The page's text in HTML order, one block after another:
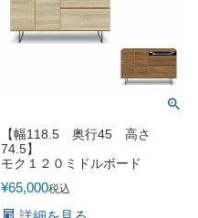
【幅118.5 奥行45 高さ
74.5】
モク１２０ミドルボード
¥65,000税込